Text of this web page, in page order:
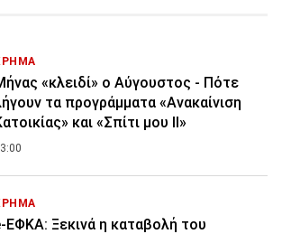
«κλειδί» ο Αύγουστος - Πότε
τα προγράμματα «Ανακαίνιση
και «Σπίτι μου ΙΙ»
ΕΦΚΑ: Ξεκινά η καταβολή του